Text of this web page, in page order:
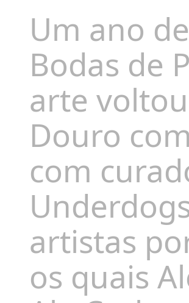
Um ano
Bodas de
arte
Douro
com
artistas
os quais